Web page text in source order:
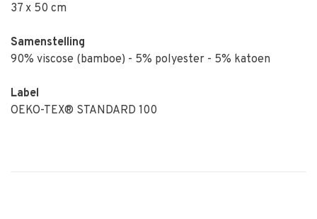
37 x 50 cm
Samenstelling
90% viscose (bamboe) - 5% polyester - 5% katoen
Label
OEKO-TEX® STANDARD 100